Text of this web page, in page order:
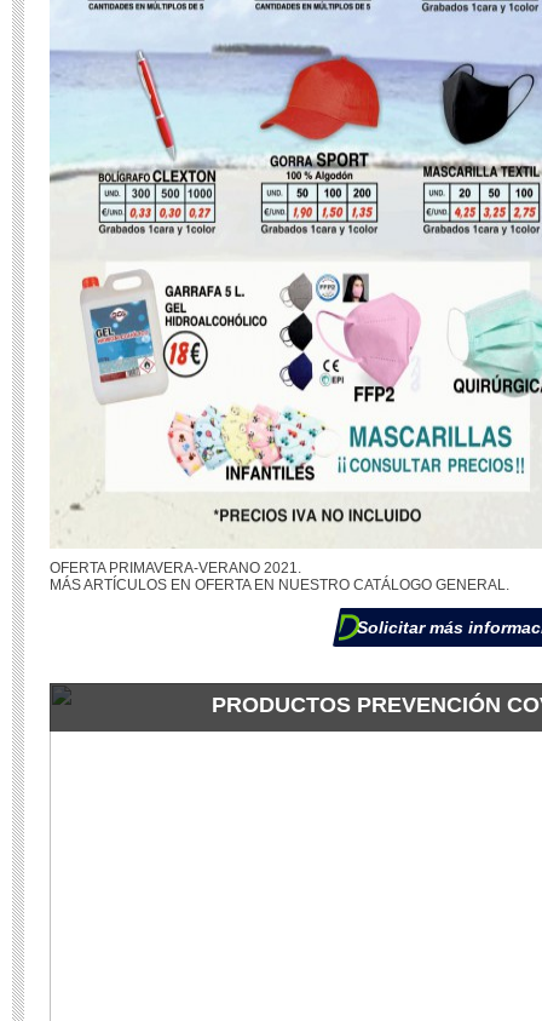
OFERTA PRIMAVERA-VERANO 2021.
MÁS ARTÍCULOS EN OFERTA EN NUESTRO CATÁLOGO GENERAL.
Solicitar más
PRODUCTOS PREVENCIÓN